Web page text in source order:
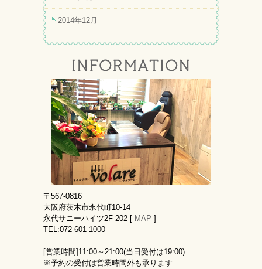
2014年12月
〒567-0816
大阪府茨木市永代町10-14
永代サニーハイツ2F 202 [ MAP ]
TEL:072-601-1000
[営業時間] 11:00～21:00(当日受付は19:00)
※予約の受付は営業時間外も承ります